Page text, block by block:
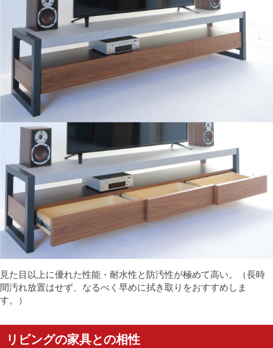
見た目以上に優れた性能・耐水性と防汚性が極めて高い。（長時
間汚れ放置はせず、なるべく早めに拭き取りをおすすめしま
す。）
リビングの家具との相性